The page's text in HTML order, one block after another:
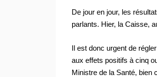
De jour en jour, les
parlants. Hier, la Caisse,
Il est donc urgent de
aux effets positifs à cinq
Ministre de la Santé, bien